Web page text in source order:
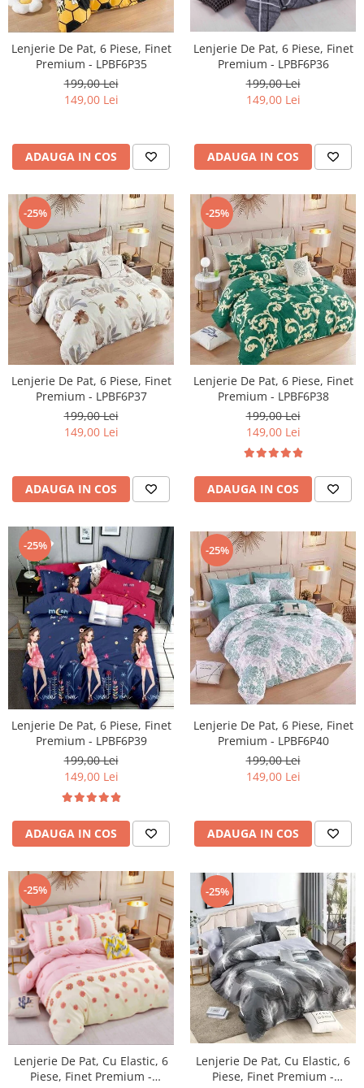
Lenjerie De Pat, 6 Piese, Finet
Premium - LPBF6P35
199,00 Lei
149,00 Lei
ADAUGA IN COS
Lenjerie De Pat, 6 Piese, Finet
Premium - LPBF6P36
199,00 Lei
149,00 Lei
ADAUGA IN COS
-25%
Lenjerie De Pat, 6 Piese, Finet
Premium - LPBF6P37
199,00 Lei
149,00 Lei
ADAUGA IN COS
-25%
Lenjerie De Pat, 6 Piese, Finet
Premium - LPBF6P38
199,00 Lei
149,00 Lei
ADAUGA IN COS
-25%
Lenjerie De Pat, 6 Piese, Finet
Premium - LPBF6P39
199,00 Lei
149,00 Lei
ADAUGA IN COS
-25%
Lenjerie De Pat, 6 Piese, Finet
Premium - LPBF6P40
199,00 Lei
149,00 Lei
ADAUGA IN COS
-25%
Lenjerie De Pat, Cu Elastic, 6
Piese, Finet Premium -
-25%
Lenjerie De Pat, Cu Elastic, 6
Piese, Finet Premium -